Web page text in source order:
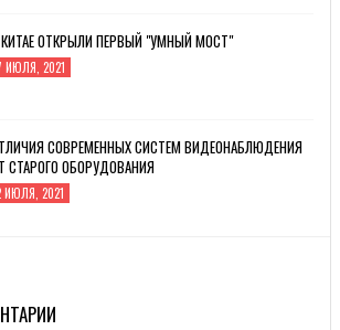
ОТКРЫЛИ ПЕРВЫЙ "УМНЫЙ МОСТ"
ИЮЛЯ, 2021
СОВРЕМЕННЫХ СИСТЕМ ВИДЕОНАБЛЮДЕНИЯ
СТАРОГО ОБОРУДОВАНИЯ
ИЮЛЯ, 2021
ЯНВАРЯ, 2021